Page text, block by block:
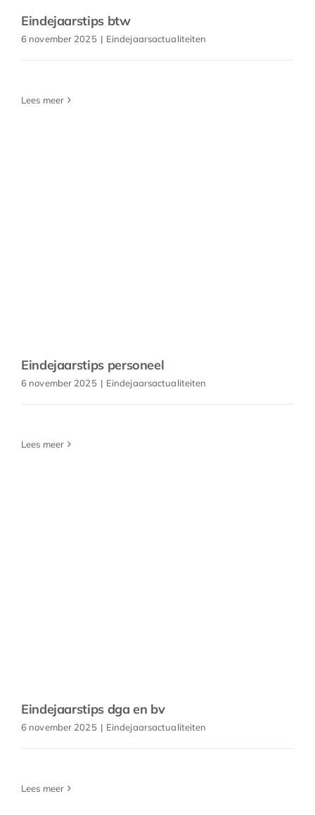
Eindejaarstips btw
6 november 2025 | Eindejaarsactualiteiten
Lees meer
Eindejaarstips personeel
6 november 2025 | Eindejaarsactualiteiten
Lees meer
Eindejaarstips dga en bv
6 november 2025 | Eindejaarsactualiteiten
Lees meer